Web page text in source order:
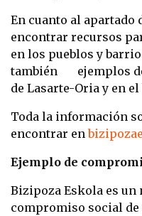
En cuanto al apartado
encontrar recursos
en los pueblos y
también ejemplos
de Lasarte-Oria y en
Toda la información
encontrar en
Ejemplo de
Bizipoza Eskola es un
compromiso social de